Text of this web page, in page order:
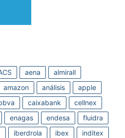
aena
almirall
amazon análisis
apple
caixabank
cellnex
enagas endesa
fluidra
iberdrola ibex
inditex